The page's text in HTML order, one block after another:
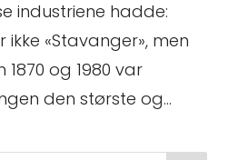
industriene hadde:
ikke «Stavanger», men
1870 og 1980 var
den største og...